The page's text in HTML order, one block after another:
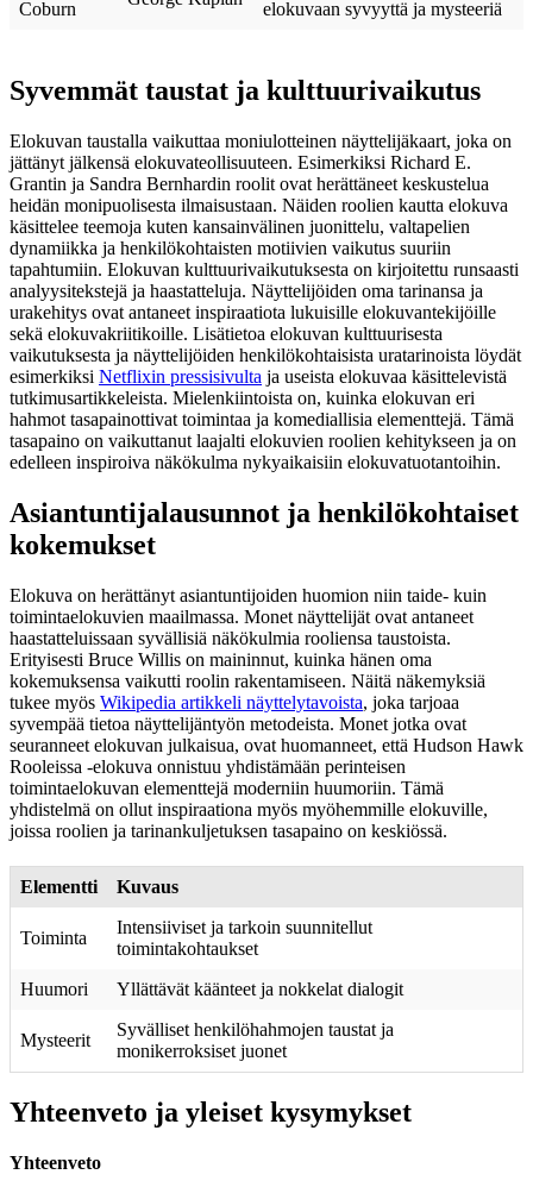
Coburn elokuvaan syvyyttä ja mysteeriä
Syvemmät taustat ja kulttuurivaikutus
Elokuvan taustalla vaikuttaa moniulotteinen näyttelijäkaart, joka on
jättänyt jälkensä elokuvateollisuuteen. Esimerkiksi Richard E.
Grantin ja Sandra Bernhardin roolit ovat herättäneet keskustelua
heidän monipuolisesta ilmaisustaan. Näiden roolien kautta elokuva
käsittelee teemoja kuten kansainvälinen juonittelu, valtapelien
dynamiikka ja henkilökohtaisten motiivien vaikutus suuriin
tapahtumiin. Elokuvan kulttuurivaikutuksesta on kirjoitettu runsaasti
analyysitekstejä ja haastatteluja. Näyttelijöiden oma tarinansa ja
urakehitys ovat antaneet inspiraatiota lukuisille elokuvantekijöille
sekä elokuvakriitikoille. Lisätietoa elokuvan kulttuurisesta
vaikutuksesta ja näyttelijöiden henkilökohtaisista uratarinoista löydät
esimerkiksi Netflixin pressisivulta ja useista elokuvaa käsittelevistä
tutkimusartikkeleista. Mielenkiintoista on, kuinka elokuvan eri
hahmot tasapainottivat toimintaa ja komediallisia elementtejä. Tämä
tasapaino on vaikuttanut laajalti elokuvien roolien kehitykseen ja on
edelleen inspiroiva näkökulma nykyaikaisiin elokuvatuotantoihin.
Asiantuntijalausunnot ja henkilökohtaiset
kokemukset
Elokuva on herättänyt asiantuntijoiden huomion niin taide- kuin
toimintaelokuvien maailmassa. Monet näyttelijät ovat antaneet
haastatteluissaan syvällisiä näkökulmia rooliensa taustoista.
Erityisesti Bruce Willis on maininnut, kuinka hänen oma
kokemuksensa vaikutti roolin rakentamiseen. Näitä näkemyksiä
tukee myös Wikipedia artikkeli näyttelytavoista, joka tarjoaa
syvempää tietoa näyttelijäntyön metodeista. Monet jotka ovat
seuranneet elokuvan julkaisua, ovat huomanneet, että Hudson Hawk
Rooleissa -elokuva onnistuu yhdistämään perinteisen
toimintaelokuvan elementtejä moderniin huumoriin. Tämä
yhdistelmä on ollut inspiraationa myös myöhemmille elokuville,
joissa roolien ja tarinankuljetuksen tasapaino on keskiössä.
Elementti Kuvaus
Toiminta
Intensiiviset ja tarkoin suunnitellut
toimintakohtaukset
Huumori
Yllättävät käänteet ja nokkelat dialogit
Mysteerit
Syvälliset henkilöhahmojen taustat ja
monikerroksiset juonet
Yhteenveto ja yleiset kysymykset
Yhteenveto